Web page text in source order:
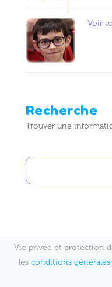
Voir
Recherche
Trouver une
https://
Vie privée et protection
les conditions